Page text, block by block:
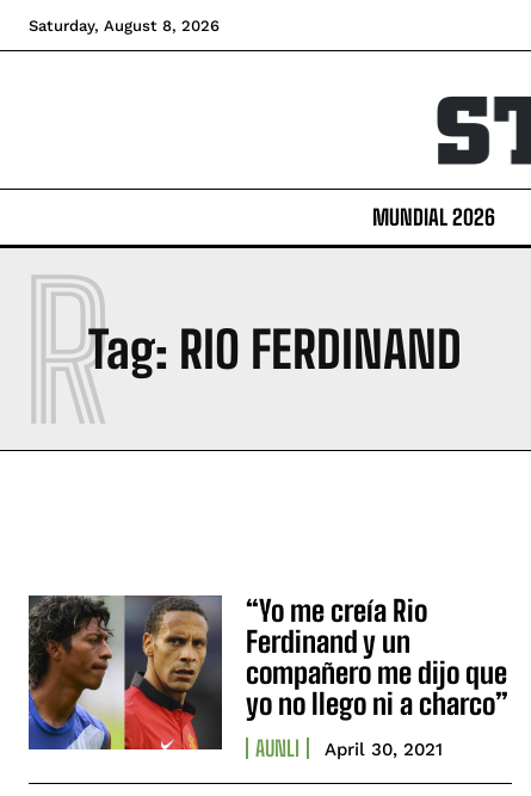
Saturday, August 8, 2026
MUNDIAL 2026
Tag: RIO FERDINAND
R
“Yo me creía Rio
Ferdinand y un
compañero me dijo que
yo no llego ni a charco”
AUNLI April 30, 2021